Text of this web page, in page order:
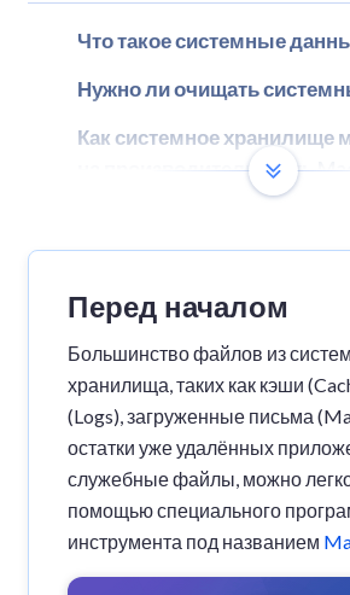
Что такое системные
Нужно ли очищать
Как системное хранилище
на производительность Mac
Как очистить системное
Mac
Почему системные данные
много места?
Перед началом
Большинство файлов из
хранилища, таких как кэши
(Logs), загруженные письма
остатки уже удалённых
служебные файлы, можно
помощью специального
инструмента под названием